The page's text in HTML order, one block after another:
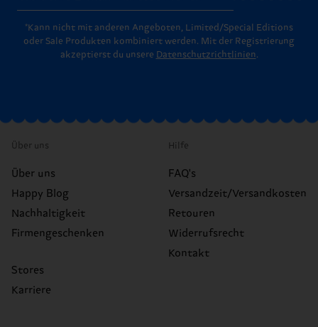
*Kann nicht mit anderen Angeboten, Limited/Special Editions
oder Sale Produkten kombiniert werden. Mit der Registrierung
akzeptierst du unsere Datenschutzrichtlinien.
Über uns
Über uns
Happy Blog
Nachhaltigkeit
Firmengeschenken
Stores
Karriere
Hilfe
FAQ's
Versandzeit/Versandkosten
Retouren
Widerrufsrecht
Kontakt